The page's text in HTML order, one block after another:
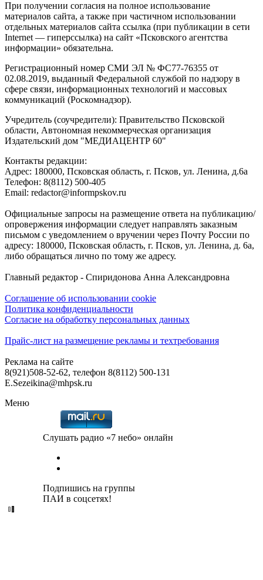
При получении согласия на полное использование
материалов сайта, а также при частичном использовании
отдельных материалов сайта ссылка (при публикации в сети
Internet — гиперссылка) на сайт «Псковского агентства
информации» обязательна.
Регистрационный номер СМИ ЭЛ № ФС77-76355 от
02.08.2019, выданный Федеральной службой по надзору в
сфере связи, информационных технологий и массовых
коммуникаций (Роскомнадзор).
Учредитель (соучредители): Правительство Псковской
области, Автономная некоммерческая организация
Издательский дом "МЕДИАЦЕНТР 60"
Контакты редакции:
Адреc: 180000, Псковская область, г. Псков, ул. Ленина, д.6а
Телефон: 8(8112) 500-405
Email: redactor@informpskov.ru
Официальные запросы на размещение ответа на публикацию/
опровержения информации следует направлять заказным
письмом с уведомлением о вручении через Почту России по
адресу: 180000, Псковская область, г. Псков, ул. Ленина, д. 6а,
либо обращаться лично по тому же адресу.
Главный редактор - Спиридонова Анна Александровна
Соглашение об использовании cookie
Политика конфиденциальности
Согласие на обработку персональных данных
Прайс-лист на размещение рекламы и техтребования
Реклама на сайте
8(921)508-52-62, телефон 8(8112) 500-131
E.Sezeikina@mhpsk.ru
Меню
Слушать радио «7 небо» онлайн
Подпишись на группы
ПАИ в соцсетях!